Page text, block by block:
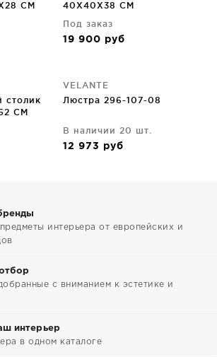
CM
40X40X38 CM
Под заказ
19 900 руб
столик
CM
VELANTE
Люстра 296-107-08
В наличии 20 шт.
12 973 руб
интерьера от европейских и
с вниманием к эстетике и
интерьер
в одном каталоге